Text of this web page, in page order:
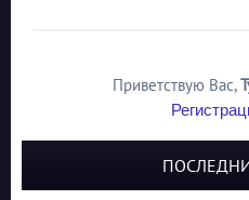
Приветствую Вас,